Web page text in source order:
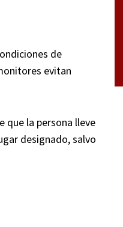
de
evitan
que la persona lleve
designado, salvo